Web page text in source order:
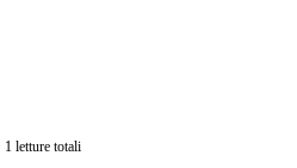
1 letture totali